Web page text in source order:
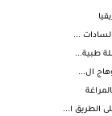
...
ال...